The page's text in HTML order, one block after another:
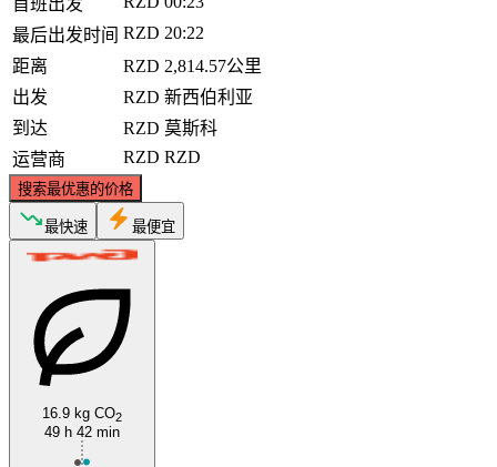
最后出发时间 RZD 20:22
距离
RZD 2,814.57公里
出发
RZD 新西伯利亚
到达
RZD 莫斯科
运营商
RZD RZD
搜索最优惠的价格
最快速 最便宜
16.9 kg CO2
49 h 42 min